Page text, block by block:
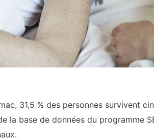
31,5 % des personnes survivent
base de données du programme